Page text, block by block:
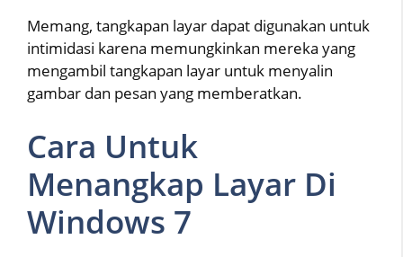
Memang, tangkapan layar dapat digunakan untuk
intimidasi karena memungkinkan mereka yang
mengambil tangkapan layar untuk menyalin
gambar dan pesan yang memberatkan.
Cara Untuk
Menangkap Layar Di
Windows 7